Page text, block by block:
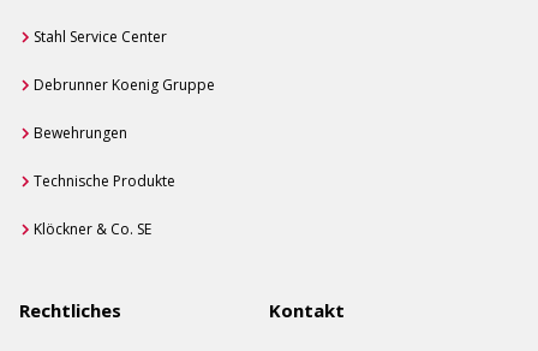
Stahl Service Center
Debrunner Koenig Gruppe
Bewehrungen
Technische Produkte
Klöckner & Co. SE
Rechtliches Kontakt